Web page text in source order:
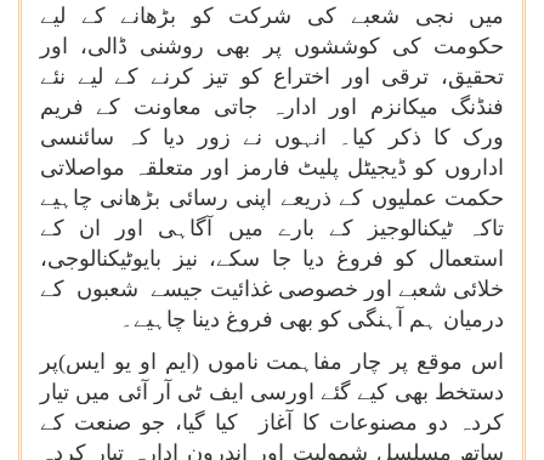
میں نجی شعبے کی شرکت کو بڑھانے کے لیے
حکومت کی کوششوں پر بھی روشنی ڈالی، اور
تحقیق، ترقی اور اختراع کو تیز کرنے کے لیے نئے
فنڈنگ میکانزم اور ادارہ جاتی معاونت کے فریم
ورک کا ذکر کیا۔ انہوں نے زور دیا کہ سائنسی
اداروں کو ڈیجیٹل پلیٹ فارمز اور متعلقہ مواصلاتی
حکمت عملیوں کے ذریعے اپنی رسائی بڑھانی چاہیے
تاکہ ٹیکنالوجیز کے بارے میں آگاہی اور ان کے
استعمال کو فروغ دیا جا سکے، نیز بایوٹیکنالوجی،
خلائی شعبے اور خصوصی غذائیت جیسے شعبوں کے
درمیان ہم آہنگی کو بھی فروغ دینا چاہیے۔
اس موقع پر چار مفاہمت ناموں (ایم او یو ایس)پر
دستخط بھی کیے گئے اورسی ایف ٹی آر آئی میں تیار
کردہ دو مصنوعات کا آغاز کیا گیا، جو صنعت کے
ساتھ مسلسل شمولیت اور اندرونِ ادارہ تیار کردہ